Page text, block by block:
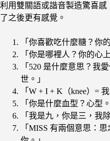
利用雙關語或諧音製造驚喜
了之後更有感覺。
「你喜歡吃什麼糖？你
「你是哪裡人？你的心
「520 是什麼意思？我
世。」
「W + I + K（knee）= 我
「你是什麼血型？心型。
「我是九，你是三，我
「MISS 有兩個意思：